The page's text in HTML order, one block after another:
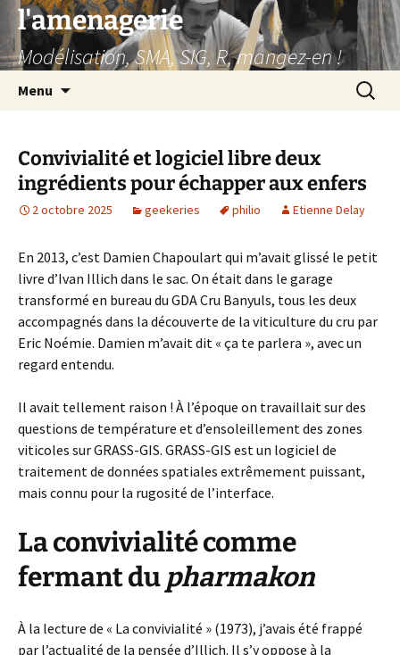
Aller
contenu
l'amenagerie
Modélisation, SMA, SIG, R, mangez-en !
Menu
Convivialité et logiciel libre deux
ingrédients pour échapper aux enfers
2 octobre 2025 geekeries philio Etienne Delay
En 2013, c’est Damien Chapoulart qui m’avait glissé le petit
livre d’Ivan Illich dans le sac. On était dans le garage
transformé en bureau du GDA Cru Banyuls, tous les deux
accompagnés dans la découverte de la viticulture du cru par
Eric Noémie. Damien m’avait dit « ça te parlera », avec un
regard entendu.
Il avait tellement raison ! À l’époque on travaillait sur des
questions de température et d’ensoleillement des zones
viticoles sur GRASS-GIS. GRASS-GIS est un logiciel de
traitement de données spatiales extrêmement puissant,
mais connu pour la rugosité de l’interface.
La convivialité comme
fermant dupharmakon
À la lecture de « La convivialité » (1973), j’avais été frappé
par l’actualité de la pensée d’Illich. Il s’y oppose à la